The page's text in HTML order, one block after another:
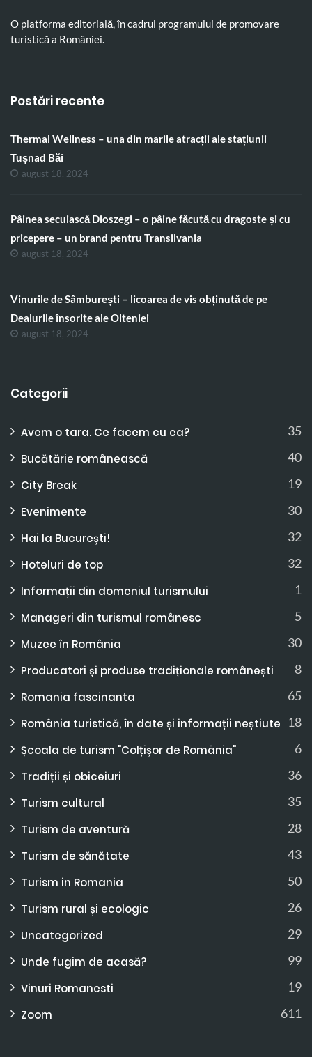
O platforma editorială, în cadrul programului de promovare
turistică a României.
Postări recente
Thermal Wellness – una din marile atracții ale stațiunii
Tușnad Băi
august 18, 2024
Pâinea secuiască Dioszegi – o pâine făcută cu dragoste și cu
pricepere – un brand pentru Transilvania
august 18, 2024
Vinurile de Sâmburești – licoarea de vis obținută de pe
Dealurile însorite ale Olteniei
august 18, 2024
Categorii
Avem o tara. Ce facem cu ea? 35
Bucătărie românească 40
City Break 19
Evenimente 30
Hai la București! 32
Hoteluri de top 32
Informații din domeniul turismului 1
Manageri din turismul românesc 5
Muzee în România 30
Producatori și produse tradiționale românești 8
Romania fascinanta 65
România turistică, în date și informații neștiute 18
Școala de turism "Colțișor de România" 6
Tradiții și obiceiuri 36
Turism cultural 35
Turism de aventură 28
Turism de sănătate 43
Turism in Romania 50
Turism rural și ecologic 26
Uncategorized 29
Unde fugim de acasă? 99
Vinuri Romanesti 19
Zoom 611